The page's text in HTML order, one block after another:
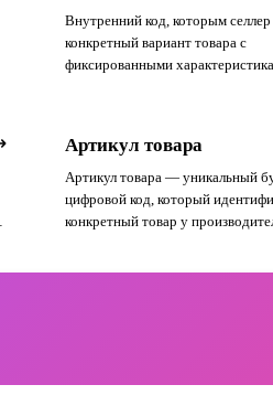
Внутренний код, которым
конкретный вариант товара с
фиксированными
Артикул товара
Артикул товара — уникальный
цифровой код, который
конкретный товар у